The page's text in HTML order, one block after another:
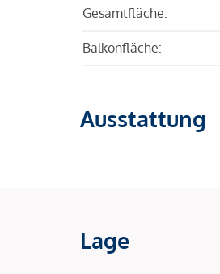
Gesamtfläche:
Balkonfläche:
Ausstattung
Lage